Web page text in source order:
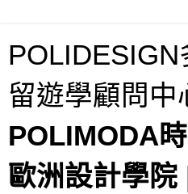
POLIDESIGN
留遊學顧問中
POLIMODA
歐洲設計學院